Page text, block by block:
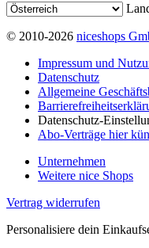
© 2010-2026 niceshops
Impressum und
Datenschutz
Allgemeine
Datenschutz-
Abo-Verträge hier
Unternehmen
Weitere nice Shops
Vertrag widerrufen
Personalisiere dein